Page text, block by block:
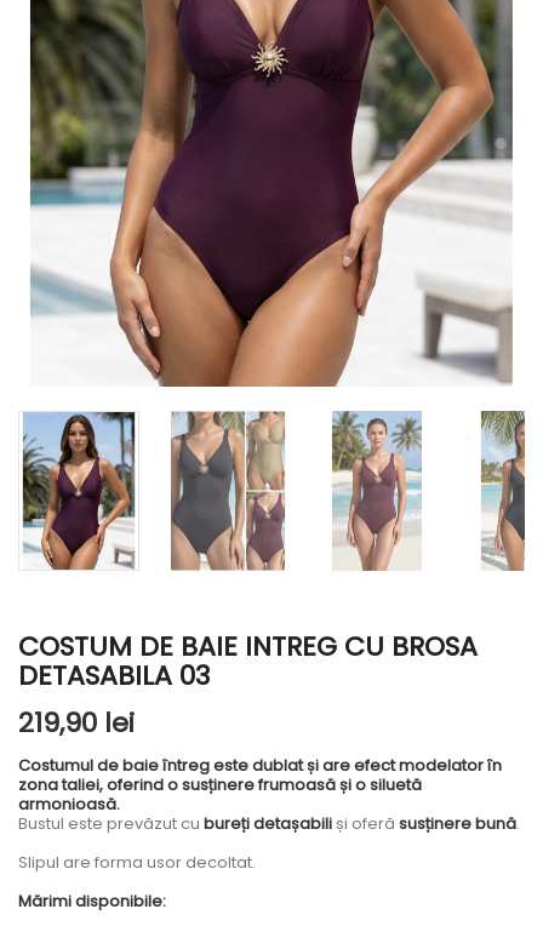
COSTUM DE BAIE INTREG CU BROSA
DETASABILA 03
219,90 lei
Costumul de baie întreg este dublat și are efect modelator în
zona taliei, oferind o susținere frumoasă și o siluetă
armonioasă.
Bustul este prevăzut cu bureți detașabili și oferă susținere bună.
Slipul are forma usor decoltat.
Mărimi disponibile: